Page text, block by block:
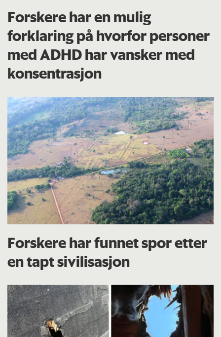
Forskere har en mulig
forklaring på hvorfor personer
med ADHD har vansker med
konsentrasjon
Forskere har funnet spor etter
en tapt sivilisasjon